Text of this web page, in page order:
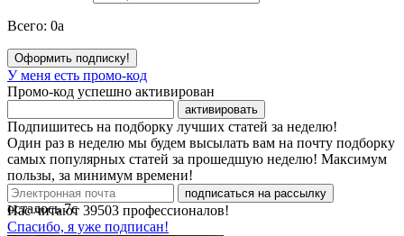
Всего: 0a
Оформить подписку!
У меня есть промо-код
Промо-код успешно активирован
активировать
Подпишитесь на подборку лучших статей за неделю!
Один раз в неделю мы будем высылать вам на почту подборку
самых популярных статей за прошедшую неделю! Максимум
пользы, за минимум времени!
подписаться на рассылку
Нас читают 39503 профессионалов!
Спасибо, я уже подписан!
осталось7с